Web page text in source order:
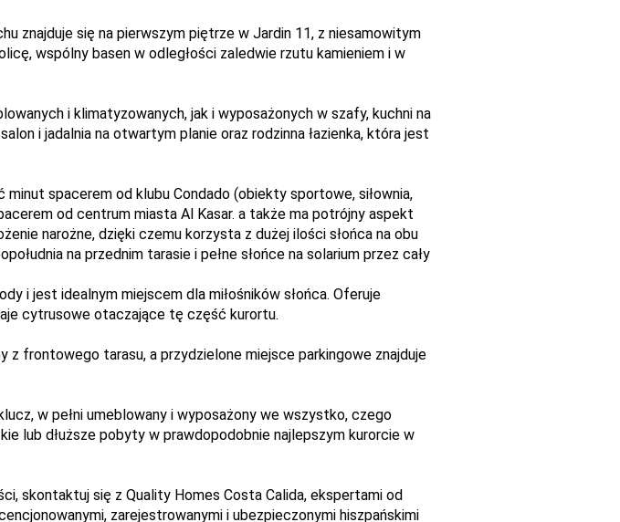
znajduje się na pierwszym piętrze w Jardin 11, z niesamowitym
wspólny basen w odległości zaledwie rzutu kamieniem i w
i klimatyzowanych, jak i wyposażonych w szafy, kuchni na
i jadalnia na otwartym planie oraz rodzinna łazienka, która jest
minut spacerem od klubu Condado (obiekty sportowe, siłownia,
od centrum miasta Al Kasar. a także ma potrójny aspekt
narożne, dzięki czemu korzysta z dużej ilości słońca na obu
na przednim tarasie i pełne słońce na solarium przez cały
i jest idealnym miejscem dla miłośników słońca. Oferuje
cytrusowe otaczające tę część kurortu.
z frontowego tarasu, a przydzielone miejsce parkingowe znajduje
w pełni umeblowany i wyposażony we wszystko, czego
lub dłuższe pobyty w prawdopodobnie najlepszym kurorcie w
skontaktuj się z Quality Homes Costa Calida, ekspertami od
zarejestrowanymi i ubezpieczonymi hiszpańskimi